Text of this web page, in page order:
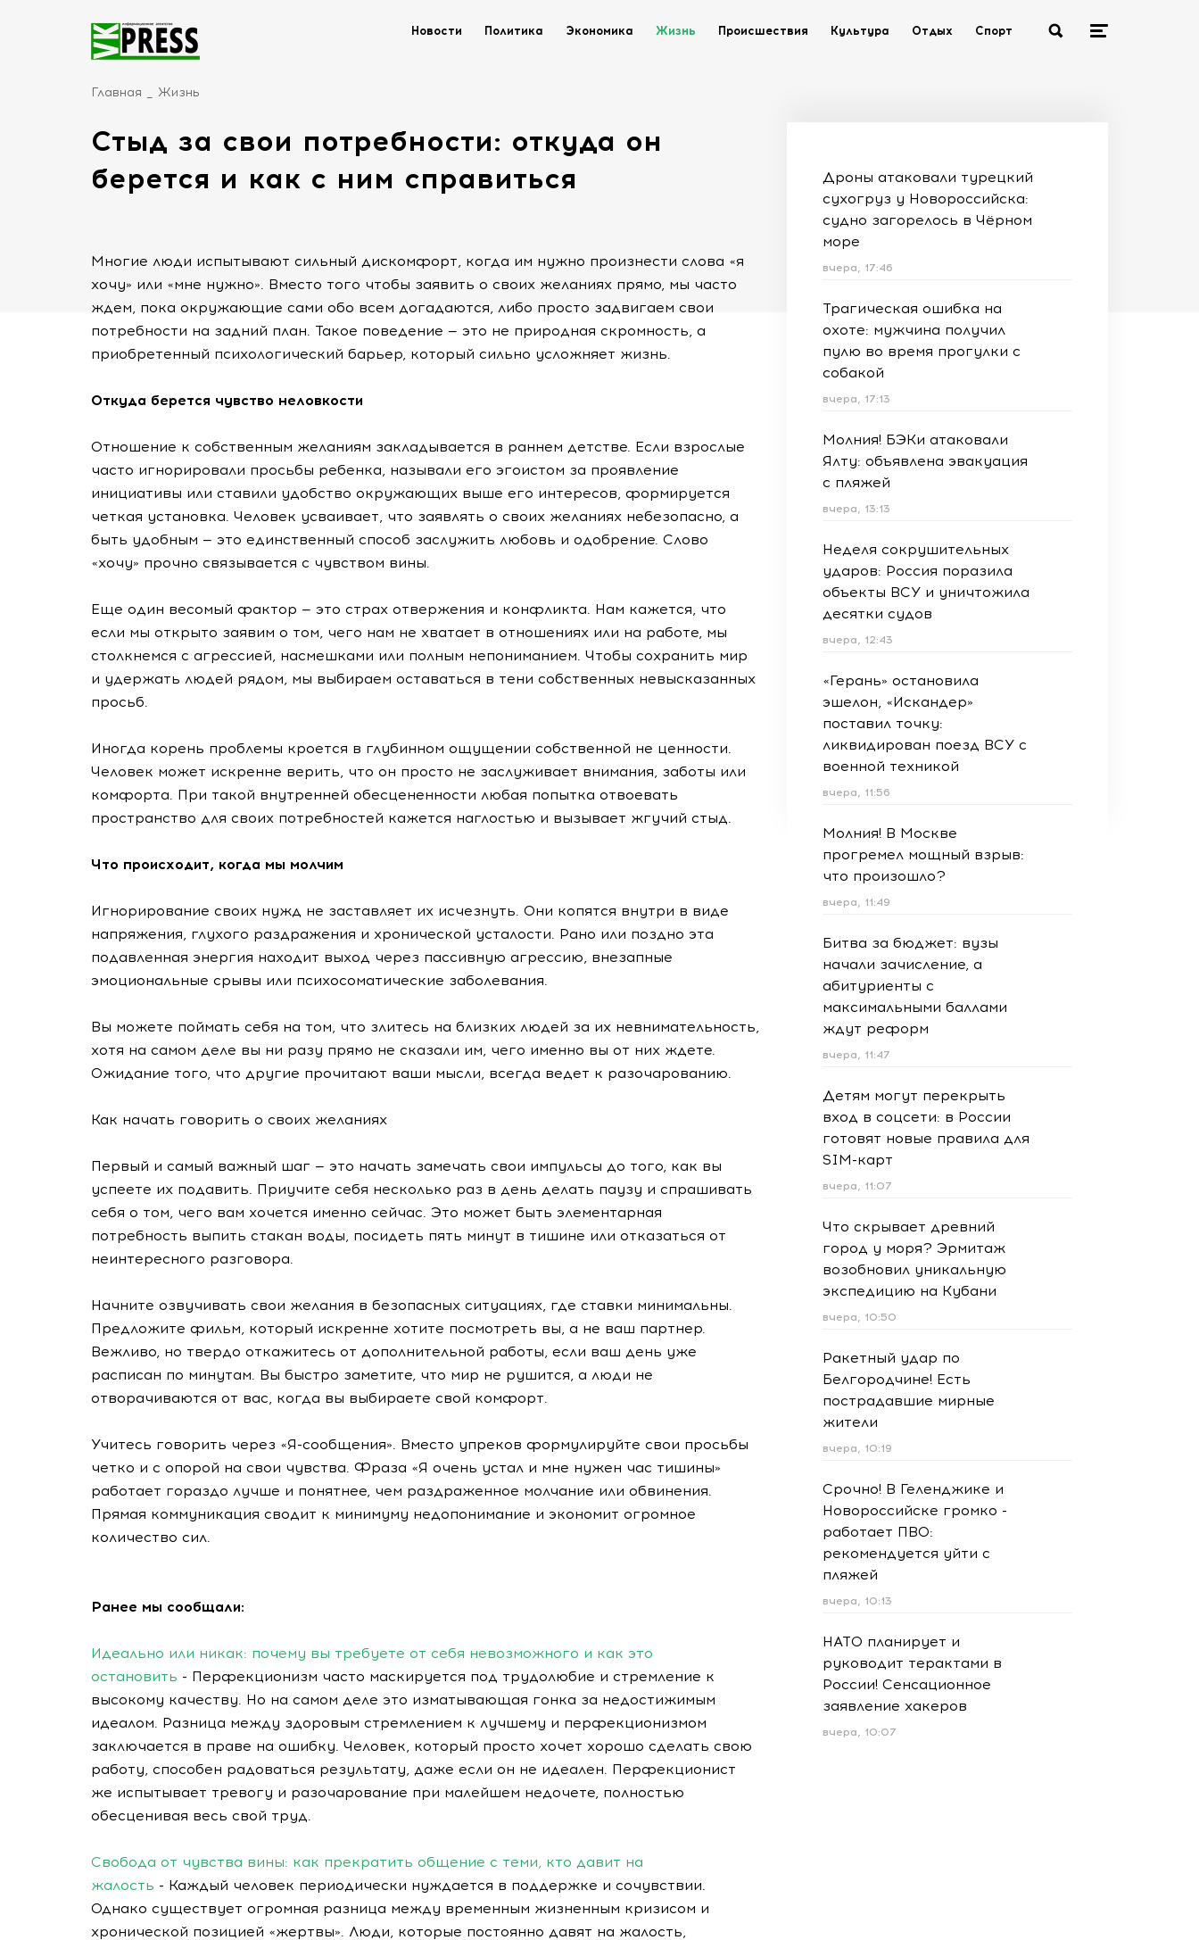
Новости Политика Экономика Жизнь Происшествия Культура Отдых Спорт
Главная Жизнь
Стыд за свои потребности: откуда он
берется и как с ним справиться
Многие люди испытывают сильный дискомфорт, когда им нужно произнести слова «я
хочу» или «мне нужно». Вместо того чтобы заявить о своих желаниях прямо, мы часто
ждем, пока окружающие сами обо всем догадаются, либо просто задвигаем свои
потребности на задний план. Такое поведение — это не природная скромность, а
приобретенный психологический барьер, который сильно усложняет жизнь.
Откуда берется чувство неловкости
Отношение к собственным желаниям закладывается в раннем детстве. Если взрослые
часто игнорировали просьбы ребенка, называли его эгоистом за проявление
инициативы или ставили удобство окружающих выше его интересов, формируется
четкая установка. Человек усваивает, что заявлять о своих желаниях небезопасно, а
быть удобным — это единственный способ заслужить любовь и одобрение. Слово
«хочу» прочно связывается с чувством вины.
Еще один весомый фактор — это страх отвержения и конфликта. Нам кажется, что
если мы открыто заявим о том, чего нам не хватает в отношениях или на работе, мы
столкнемся с агрессией, насмешками или полным непониманием. Чтобы сохранить мир
и удержать людей рядом, мы выбираем оставаться в тени собственных невысказанных
просьб.
Иногда корень проблемы кроется в глубинном ощущении собственной не ценности.
Человек может искренне верить, что он просто не заслуживает внимания, заботы или
комфорта. При такой внутренней обесцененности любая попытка отвоевать
пространство для своих потребностей кажется наглостью и вызывает жгучий стыд.
Что происходит, когда мы молчим
Игнорирование своих нужд не заставляет их исчезнуть. Они копятся внутри в виде
напряжения, глухого раздражения и хронической усталости. Рано или поздно эта
подавленная энергия находит выход через пассивную агрессию, внезапные
эмоциональные срывы или психосоматические заболевания.
Вы можете поймать себя на том, что злитесь на близких людей за их невнимательность,
хотя на самом деле вы ни разу прямо не сказали им, чего именно вы от них ждете.
Ожидание того, что другие прочитают ваши мысли, всегда ведет к разочарованию.
Как начать говорить о своих желаниях
Первый и самый важный шаг — это начать замечать свои импульсы до того, как вы
успеете их подавить. Приучите себя несколько раз в день делать паузу и спрашивать
себя о том, чего вам хочется именно сейчас. Это может быть элементарная
потребность выпить стакан воды, посидеть пять минут в тишине или отказаться от
неинтересного разговора.
Начните озвучивать свои желания в безопасных ситуациях, где ставки минимальны.
Предложите фильм, который искренне хотите посмотреть вы, а не ваш партнер.
Вежливо, но твердо откажитесь от дополнительной работы, если ваш день уже
расписан по минутам. Вы быстро заметите, что мир не рушится, а люди не
отворачиваются от вас, когда вы выбираете свой комфорт.
Учитесь говорить через «Я-сообщения». Вместо упреков формулируйте свои просьбы
четко и с опорой на свои чувства. Фраза «Я очень устал и мне нужен час тишины»
работает гораздо лучше и понятнее, чем раздраженное молчание или обвинения.
Прямая коммуникация сводит к минимуму недопонимание и экономит огромное
количество сил.
Ранее мы сообщали:
Идеально или никак: почему вы требуете от себя невозможного и как это
остановить - Перфекционизм часто маскируется под трудолюбие и стремление к
высокому качеству. Но на самом деле это изматывающая гонка за недостижимым
идеалом. Разница между здоровым стремлением к лучшему и перфекционизмом
заключается в праве на ошибку. Человек, который просто хочет хорошо сделать свою
работу, способен радоваться результату, даже если он не идеален. Перфекционист
же испытывает тревогу и разочарование при малейшем недочете, полностью
обесценивая весь свой труд.
Свобода от чувства вины: как прекратить общение с теми, кто давит на
жалость - Каждый человек периодически нуждается в поддержке и сочувствии.
Однако существует огромная разница между временным жизненным кризисом и
хронической позицией «жертвы». Люди, которые постоянно давят на жалость,
Дроны атаковали турецкий
сухогруз у Новороссийска:
судно загорелось в Чёрном
море
вчера, 17:46
Трагическая ошибка на
охоте: мужчина получил
пулю во время прогулки с
собакой
вчера, 17:13
Молния! БЭКи атаковали
Ялту: объявлена эвакуация
с пляжей
вчера, 13:13
Неделя сокрушительных
ударов: Россия поразила
объекты ВСУ и уничтожила
десятки судов
вчера, 12:43
«Герань» остановила
эшелон, «Искандер»
поставил точку:
ликвидирован поезд ВСУ с
военной техникой
вчера, 11:56
Молния! В Москве
прогремел мощный взрыв:
что произошло?
вчера, 11:49
Битва за бюджет: вузы
начали зачисление, а
абитуриенты с
максимальными баллами
ждут реформ
вчера, 11:47
Детям могут перекрыть
вход в соцсети: в России
готовят новые правила для
SIM-карт
вчера, 11:07
Что скрывает древний
город у моря? Эрмитаж
возобновил уникальную
экспедицию на Кубани
вчера, 10:50
Ракетный удар по
Белгородчине! Есть
пострадавшие мирные
жители
вчера, 10:19
Срочно! В Геленджике и
Новороссийске громко -
работает ПВО:
рекомендуется уйти с
пляжей
вчера, 10:13
НАТО планирует и
руководит терактами в
России! Сенсационное
заявление хакеров
вчера, 10:07